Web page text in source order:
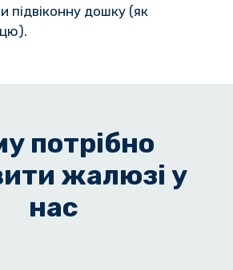
підвіконну дошку (як
потрібно
жалюзі у
нас